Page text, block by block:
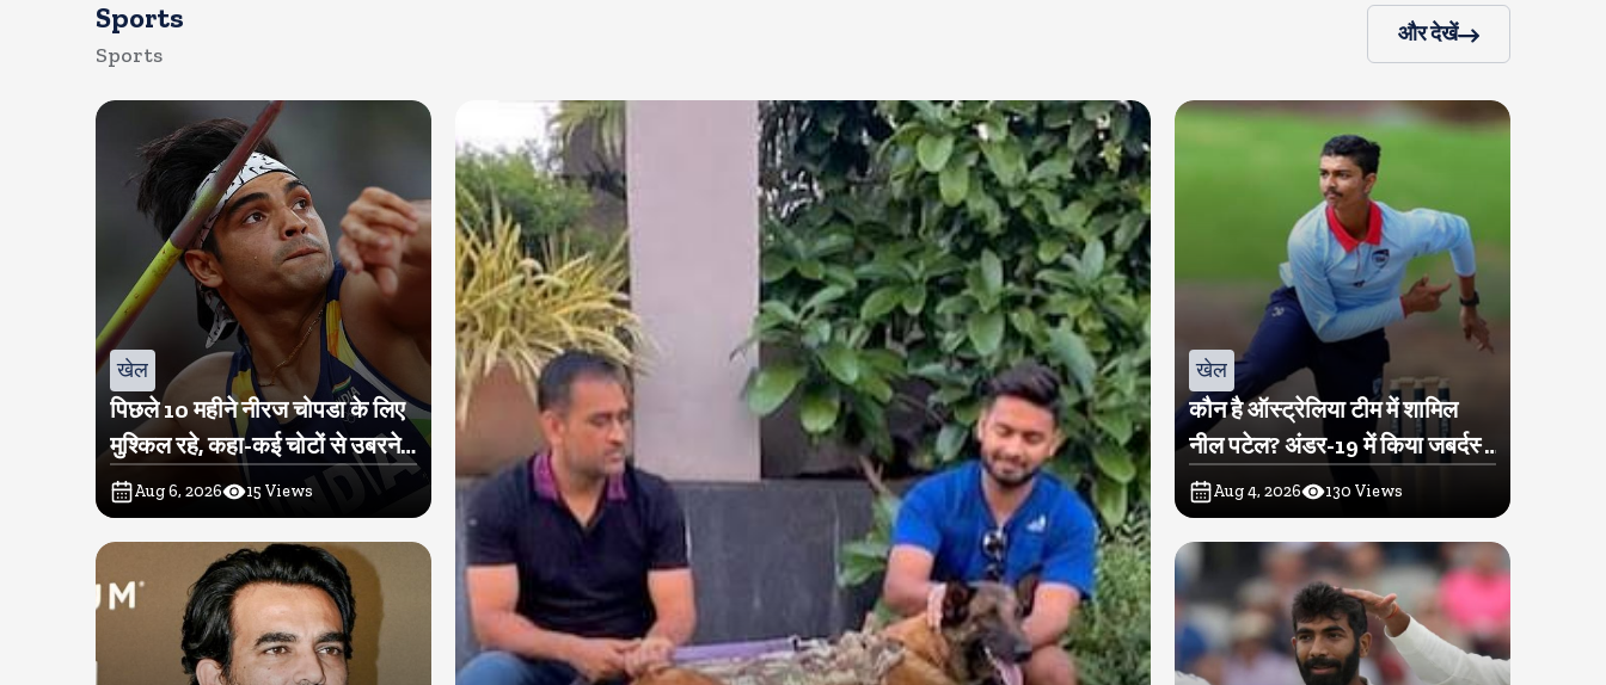
Sports
Sports
और देखें
खेल
पिछले 10 महीने नीरज चोपडा के लिए
मुश्किल रहे, कहा-कई चोटों से उबरने में
परेशानी हुई
Aug 6, 2026 15 Views
खेल
कौन है ऑस्ट्रेलिया टीम में शामिल
नील पटेल? अंडर-19 में किया जबर्दस्त
प्रदर्शन
Aug 4, 2026 130 Views